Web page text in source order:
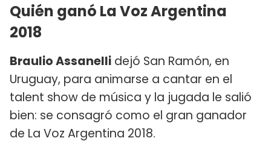
Quién ganó La Voz Argentina
2018
Braulio Assanelli dejó San Ramón, en
Uruguay, para animarse a cantar en el
talent show de música y la jugada le salió
bien: se consagró como el gran ganador
de La Voz Argentina 2018.